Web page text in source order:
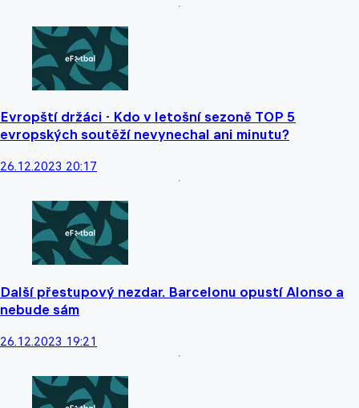
Evropští držáci - Kdo v letošní sezoně TOP 5
evropských soutěží nevynechal ani minutu?
26.12.2023 20:17
Další přestupový nezdar. Barcelonu opustí Alonso a
nebude sám
26.12.2023 19:21